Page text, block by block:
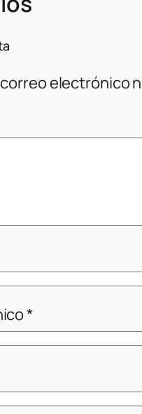
electrónico
*